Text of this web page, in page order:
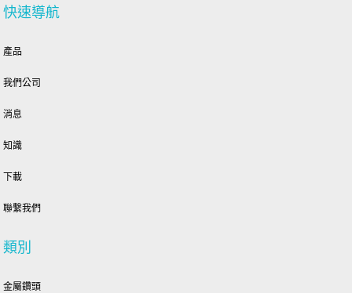
快速導航
產品
我們公司
消息
知識
下載
聯繫我們
類別
金屬鑽頭